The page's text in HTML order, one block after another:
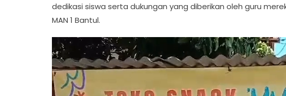
dedikasi siswa serta dukungan yang diberikan oleh guru
MAN 1 Bantul.